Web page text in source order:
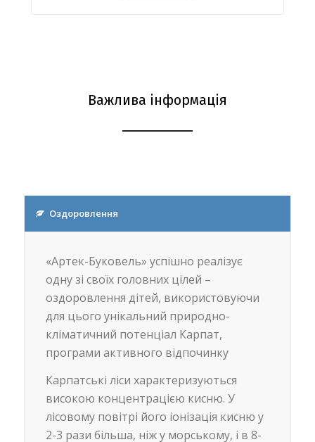
Важлива інформація
Оздоровлення
«Артек-Буковель» успішно реалізує
одну зі своїх головних цілей –
оздоровлення дітей, використовуючи
для цього унікальний природно-
кліматичний потенціал Карпат,
програми активного відпочинку
Карпатські ліси характеризуються
високою концентрацією кисню. У
лісовому повітрі його іонізація кисню у
2-3 рази більша, ніж у морському, і в 8-